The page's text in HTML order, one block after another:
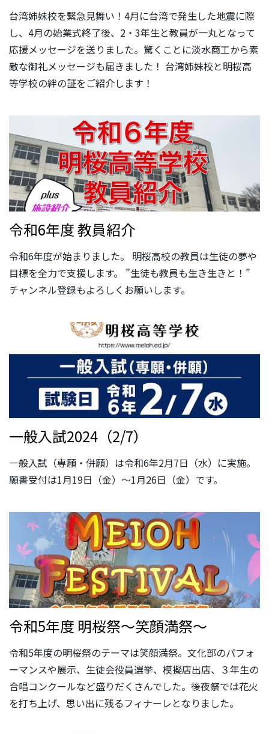
台湾姉妹校を緊急見舞い！4月に台湾で発生した地震に際
し、4月の始業式終了後、2・3年生と教員が一丸となって
応援メッセージを送りました。驚くことに淡水商工から素
敵な御礼メッセージも届きました！ 台湾姉妹校と明桜高
等学校の絆の証をご紹介します！
令和6年度 教員紹介
令和6年度が始まりました。 明桜高校の教員は生徒の夢や
目標を全力で支援します。 ”生徒も教員も生き生きと！”
チャンネル登録もよろしくお願いします。
一般入試2024（2/7）
一般入試（専願・併願）は令和6年2月7日（水）に実施。
願書受付は1月19日（金）～1月26日（金）です。
令和5年度 明桜祭～笑顔満祭～
令和5年度の明桜祭のテーマは笑顔満祭。文化部のパフォ
ーマンスや展示、生徒会役員選挙、模擬店出店、３年生の
合唱コンクールなど盛りだくさんでした。後夜祭では花火
を打ち上げ、思い出に残るフィナーレとなりました。